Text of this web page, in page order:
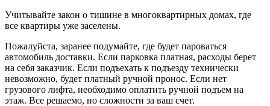
Учитывайте закон о тишине в многоквартирных домах, где
все квартиры уже заселены.
Пожалуйста, заранее подумайте, где будет пароваться
автомобиль доставки. Если парковка платная, расходы берет
на себя заказчик. Если подъехать к подъезду технически
невозможно, будет платный ручной пронос. Если нет
грузового лифта, необходимо оплатить ручной подъем на
этаж. Все решаемо, но сложности за ваш счет.